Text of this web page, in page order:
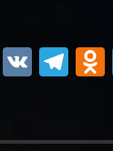
Viber
VK